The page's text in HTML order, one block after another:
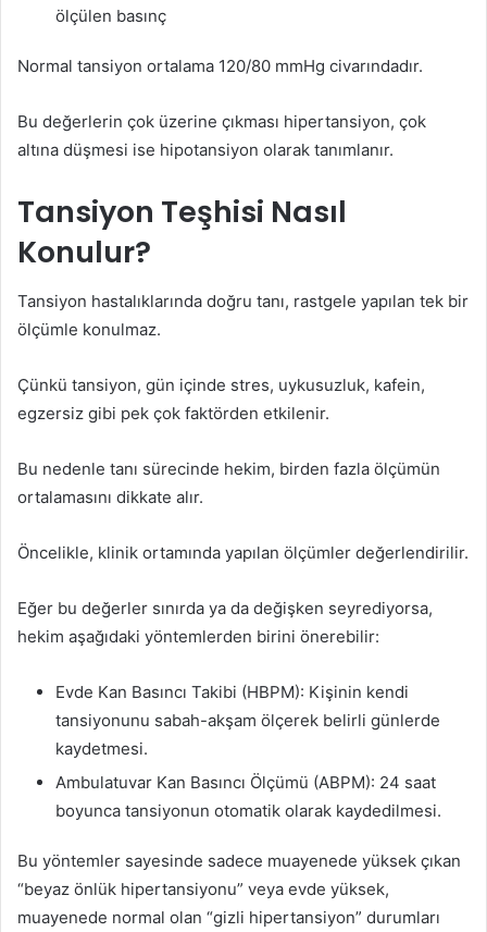
ölçülen basınç
Normal tansiyon ortalama 120/80 mmHg civarındadır.
Bu değerlerin çok üzerine çıkması hipertansiyon, çok
altına düşmesi ise hipotansiyon olarak tanımlanır.
Tansiyon Teşhisi Nasıl
Konulur?
Tansiyon hastalıklarında doğru tanı, rastgele yapılan tek bir
ölçümle konulmaz.
Çünkü tansiyon, gün içinde stres, uykusuzluk, kafein,
egzersiz gibi pek çok faktörden etkilenir.
Bu nedenle tanı sürecinde hekim, birden fazla ölçümün
ortalamasını dikkate alır.
Öncelikle, klinik ortamında yapılan ölçümler değerlendirilir.
Eğer bu değerler sınırda ya da değişken seyrediyorsa,
hekim aşağıdaki yöntemlerden birini önerebilir:
Evde Kan Basıncı Takibi (HBPM): Kişinin kendi
tansiyonunu sabah-akşam ölçerek belirli günlerde
kaydetmesi.
Ambulatuvar Kan Basıncı Ölçümü (ABPM): 24 saat
boyunca tansiyonun otomatik olarak kaydedilmesi.
Bu yöntemler sayesinde sadece muayenede yüksek çıkan
“beyaz önlük hipertansiyonu” veya evde yüksek,
muayenede normal olan “gizli hipertansiyon” durumları